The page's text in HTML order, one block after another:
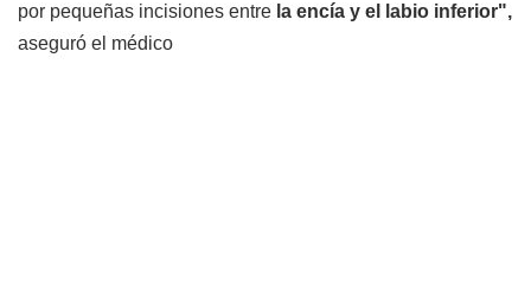
por pequeñas incisiones entre la encía y el labio inferior",
aseguró el médico